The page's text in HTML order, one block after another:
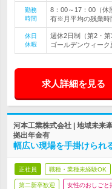
勤務
時間
8：00～17：00（休
有※月平均の残業
休日
休暇
週休2日制（第2・
ゴールデンウィー
求人詳細を見る
河本工業株式会社 | 地域未
拠出年金有
幅広い現場を手掛けられ
正社員 職種・業種未経験OK
第二新卒歓迎 女性のおしごと